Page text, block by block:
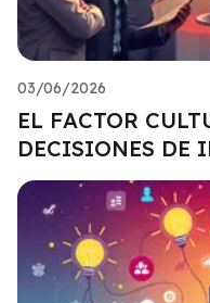
03/06/2026
EL FACTOR
DECISIONES DE